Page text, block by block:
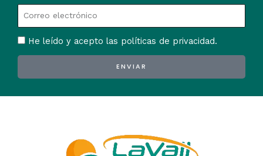
He leído y acepto las políticas de privacidad.
ENVIAR